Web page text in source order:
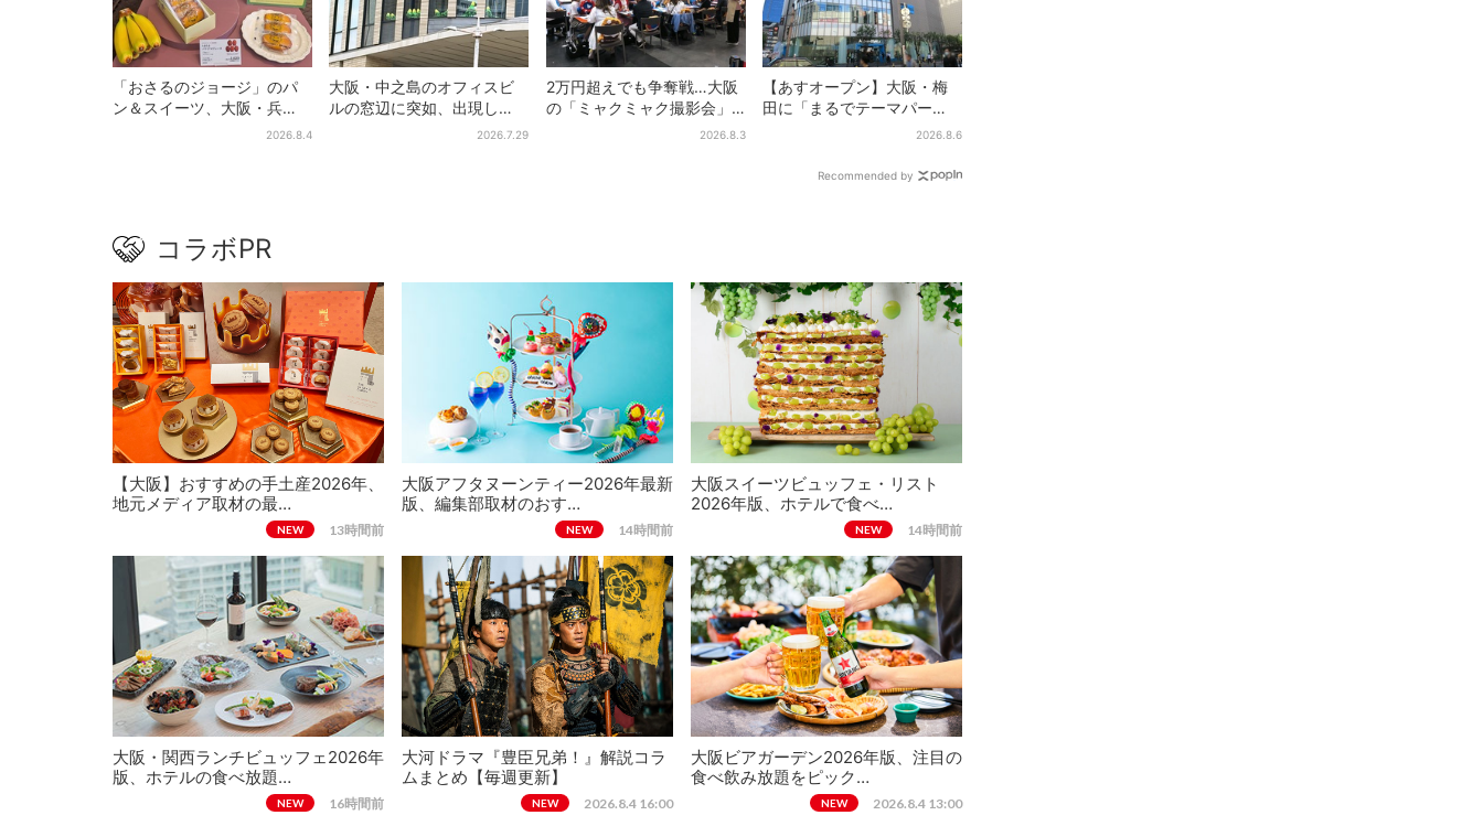
「おさるのジョージ」のパ
ン＆スイーツ、大阪・兵
庫・京都限定で【きょうか
2026.8.4
大阪・中之島のオフィスビ
ルの窓辺に突如、出現し
た……巨大インコ「何かい
2026.7.29
2万円超えでも争奪戦…大阪
の「ミャクミャク撮影会」
に全国からファン集結、参
2026.8.3
【あすオープン】大阪・梅
田に「まるでテーマパー
ク」な巨大スポーツ店、461
まとめて紹介
2026.8.6
Recommended by
コラボPR
【大阪】おすすめの手土産2026年、
地元メディア取材の最…
NEW 13時間前
大阪アフタヌーンティー2026年最新
版、編集部取材のおす…
NEW 14時間前
大阪スイーツビュッフェ・リスト
2026年版、ホテルで食べ…
NEW 14時間前
大阪・関西ランチビュッフェ2026年
版、ホテルの食べ放題…
NEW 16時間前
大河ドラマ『豊臣兄弟！』解説コラ
ムまとめ【毎週更新】
NEW 2026.8.4 16:00
大阪ビアガーデン2026年版、注目の
食べ飲み放題をピック…
NEW 2026.8.4 13:00